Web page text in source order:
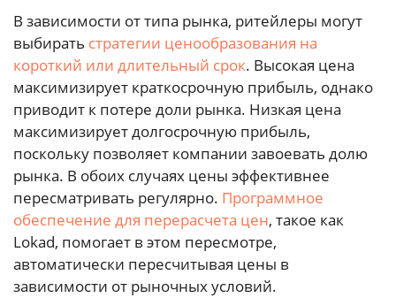
В зависимости от типа рынка, ритейлеры могут
выбирать стратегии ценообразования на
короткий или длительный срок. Высокая цена
максимизирует краткосрочную прибыль, однако
приводит к потере доли рынка. Низкая цена
максимизирует долгосрочную прибыль,
поскольку позволяет компании завоевать долю
рынка. В обоих случаях цены эффективнее
пересматривать регулярно. Программное
обеспечение для перерасчета цен, такое как
Lokad, помогает в этом пересмотре,
автоматически пересчитывая цены в
зависимости от рыночных условий.